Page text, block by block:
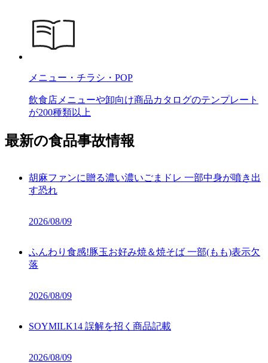
メニュー・チラシ・POP
飲食店メニューや卸向け商品カタログのテンプレート
が200種類以上
最新の食品事故情報
胡麻ファンに贈る濃い濃いごまドレ 一部中身が噴き出
す恐れ
2026/08/09
ふんわり食感!豚玉お好み焼＆焼そば 一部(もも)表示欠
落
2026/08/09
SOYMILK14 誤解を招く商品記載
2026/08/09